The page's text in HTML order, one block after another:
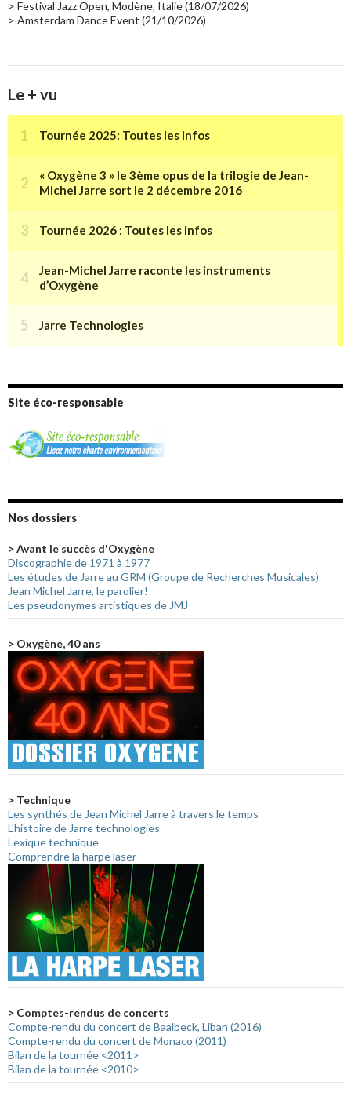
> Festival Jazz Open, Modène, Italie (18/07/2026)
> Amsterdam Dance Event (21/10/2026)
Le + vu
Site éco-responsable
Nos dossiers
> Avant le succès d'Oxygène
Discographie de 1971 à 1977
Les études de Jarre au GRM (Groupe de Recherches Musicales)
Jean Michel Jarre, le parolier!
Les pseudonymes artistiques de JMJ
> Oxygène, 40 ans
> Technique
Les synthés de Jean Michel Jarre à travers le temps
L'histoire de Jarre technologies
Lexique technique
Comprendre la harpe laser
> Comptes-rendus de concerts
Compte-rendu du concert de Baalbeck, Liban (2016)
Compte-rendu du concert de Monaco (2011)
Bilan de la tournée <2011>
Bilan de la tournée <2010>